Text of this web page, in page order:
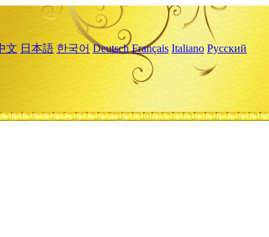
文 日本語 한국어 Deutsch Français Italiano Русский